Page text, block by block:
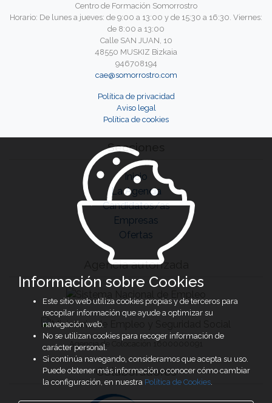
Centro de Formación Somorrostro
Horario: De lunes a jueves: de 9:00 a 13:00 y de 15:30 a 16:30. Viernes:
de 8:00 a 13:00
Calle SAN JUAN, 10
48550 MUSKIZ Bizkaia
946708194
cae@somorrostro.com
Política de privacidad
Aviso legal
Política de cookies
Secciones
Inicio
La Agencia
Candidatos/as
Empresas
Ofertas
Agencia autorizada
Agencia de Colocación 1600000091
Colaboradores
Información sobre Cookies
Este sitio web utiliza cookies propias y de terceros para
recopilar información que ayude a optimizar su
navegación web.
No se utilizan cookies para recoger información de
carácter personal.
Si continúa navegando, consideramos que acepta su uso.
Puede obtener más información o conocer cómo cambiar
la configuración, en nuestra Política de Cookies.